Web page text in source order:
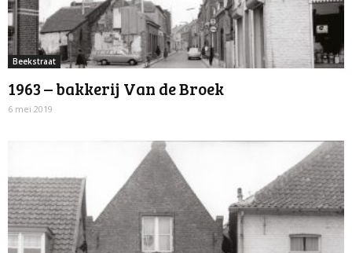
Beekstraat
1963 – bakkerij Van de Broek
6 mei 2019